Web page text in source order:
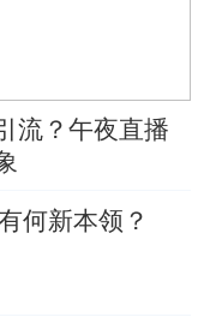
流？午夜直播
何新本领？